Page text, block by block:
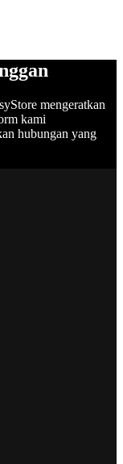
mengeratkan
kami
hubungan yang